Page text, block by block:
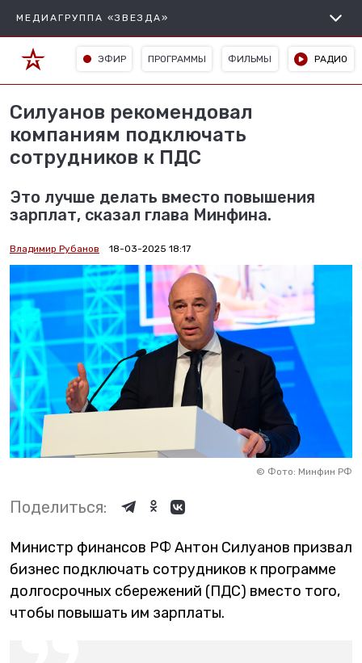
МЕДИАГРУППА «ЗВЕЗДА»
ЭФИР ПРОГРАММЫ ФИЛЬМЫ РАДИО
Силуанов рекомендовал
компаниям подключать
сотрудников к ПДС
Это лучше делать вместо повышения
зарплат, сказал глава Минфина.
Владимир Рубанов 18-03-2025 18:17
© Фото: Минфин РФ
Поделиться:
Министр финансов РФ Антон Силуанов призвал
бизнес подключать сотрудников к программе
долгосрочных сбережений (ПДС) вместо того,
чтобы повышать им зарплаты.